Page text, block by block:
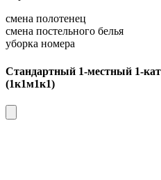
смена полотенец
смена постельного белья
уборка номера
Стандартный 1-местный 1-
(1к1м1к1)